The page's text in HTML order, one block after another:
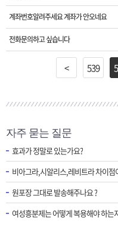
계좌번호알려주세요 계좌가 안오네요
전화문의하고 싶습니다
< 539
자주 묻는 질문
효과가 정말로 있는가요?
비아그라,시알리스,레비트라 차이점
원포장 그대로 발송해주나요 ?
여성흥분제는 어떻게 복용해야 하는